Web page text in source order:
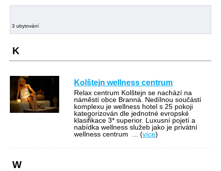
3 ubytování
K
Kolštejn wellness centrum
Relax centrum Kolštejn se nachází na
náměstí obce Branná. Nedílnou součástí
komplexu je wellness hotel s 25 pokoji
kategorizován dle jednotné evropské
klasifikace 3* superior. Luxusní pojetí a
nabídka wellness služeb jako je privátní
wellness centrum
... (více)
W